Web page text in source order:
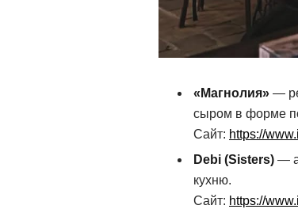
«Магнолия» —
сыром в форме
Сайт: https://
Debi (Sisters) —
кухню.
Сайт: https://